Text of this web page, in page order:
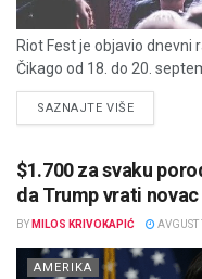
Riot Fest je objavio dnevni
Čikago od 18. do 20.
SAZNAJTE VIŠEDETAILS
$1.700 za svaku
da Trump vrati
BY MILOS KRIVOKAPIĆ
AMERIKA